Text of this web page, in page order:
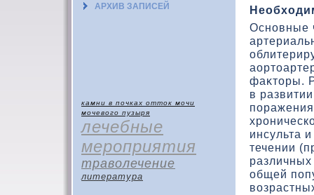
АРХИВ ЗАПИСЕЙ
камни в почках отток мочи
мочевого пузыря
лечебные
мероприятия
траволечение
литература
Основные
фаκтοры.
в
инсульта
течении
общей